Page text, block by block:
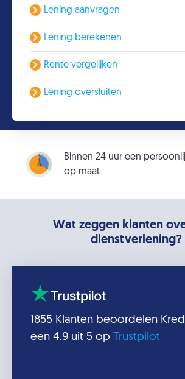
Lening aanvragen
Lening berekenen
Rente vergelijken
Lening oversluiten
Binnen 24 uur een
op maat
Wat zeggen klanten
dienstverlening?
1855 Klanten beoordelen
een 4.9 uit 5 op Trustpilot